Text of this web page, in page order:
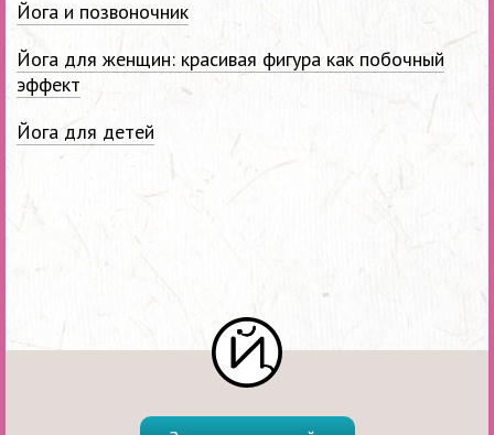
Йога и позвоночник
Йога для женщин: красивая фигура как побочный
эффект
Йога для детей